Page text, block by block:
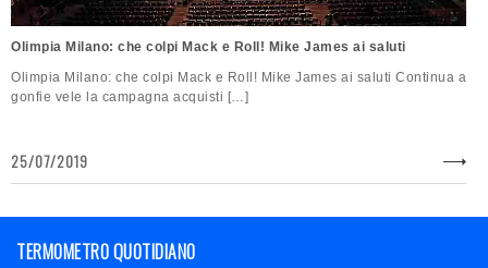
Olimpia Milano: che colpi Mack e Roll! Mike James ai saluti
Olimpia Milano: che colpi Mack e Roll! Mike James ai saluti Continua a
gonfie vele la campagna acquisti […]
25/07/2019
TERMOMETRO QUOTIDIANO